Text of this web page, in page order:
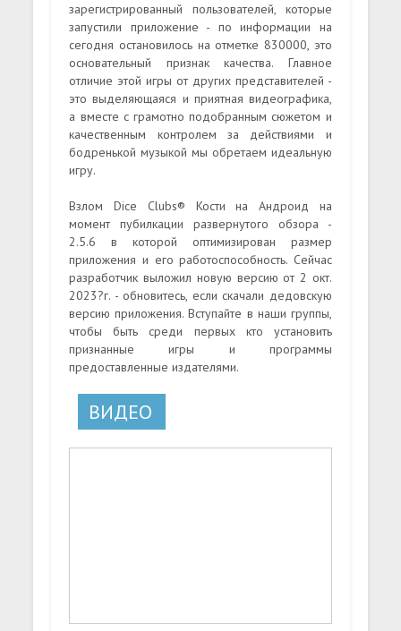
зарегистрированный пользователей, которые
запустили приложение - по информации на
сегодня остановилось на отметке 830000, это
основательный признак качества. Главное
отличие этой игры от других представителей -
это выделяющаяся и приятная видеографика,
а вместе с грамотно подобранным сюжетом и
качественным контролем за действиями и
бодренькой музыкой мы обретаем идеальную
игру.
Взлом Dice Clubs® Кости на Андроид на
момент пубилкации развернутого обзора -
2.5.6 в которой оптимизирован размер
приложения и его работоспособность. Сейчас
разработчик выложил новую версию от 2 окт.
2023?г. - обновитесь, если скачали дедовскую
версию приложения. Вступайте в наши группы,
чтобы быть среди первых кто установить
признанные игры и программы
предоставленные издателями.
ВИДЕО